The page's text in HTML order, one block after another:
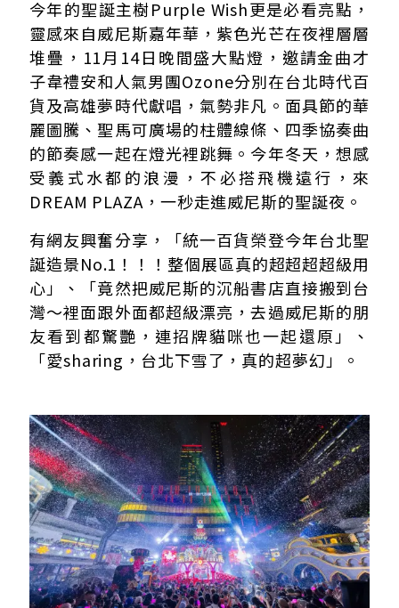
今年的聖誕主樹Purple Wish更是必看亮點，
靈感來自威尼斯嘉年華，紫色光芒在夜裡層層
堆疊，11月14日晚間盛大點燈，邀請金曲才
子韋禮安和人氣男團Ozone分別在台北時代百
貨及高雄夢時代獻唱，氣勢非凡。面具節的華
麗圖騰、聖馬可廣場的柱體線條、四季協奏曲
的節奏感一起在燈光裡跳舞。今年冬天，想感
受義式水都的浪漫，不必搭飛機遠行，來
DREAM PLAZA，一秒走進威尼斯的聖誕夜。
有網友興奮分享，「統一百貨榮登今年台北聖
誕造景No.1！！！整個展區真的超超超超級用
心」、「竟然把威尼斯的沉船書店直接搬到台
灣～裡面跟外面都超級漂亮，去過威尼斯的朋
友看到都驚艷，連招牌貓咪也一起還原」、
「愛sharing，台北下雪了，真的超夢幻」。